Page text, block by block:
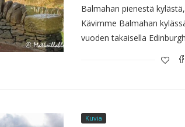
Balmahan pienestä
Kävimme Balmahan
vuoden takaisella
Kuvia